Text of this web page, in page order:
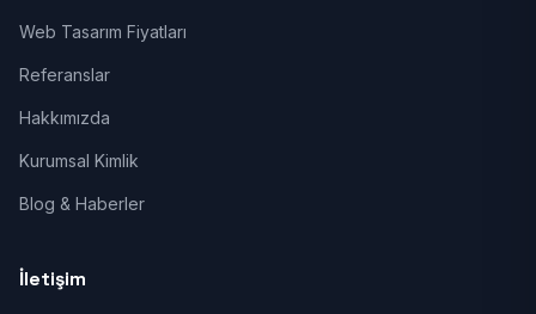
Web Tasarım Fiyatları
Referanslar
Hakkımızda
Kurumsal Kimlik
Blog & Haberler
İletişim